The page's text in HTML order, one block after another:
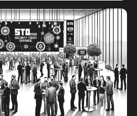
트워킹 이벤트
일정과 장소는 추후 공지될 예정
Pass 소지자에 한함)